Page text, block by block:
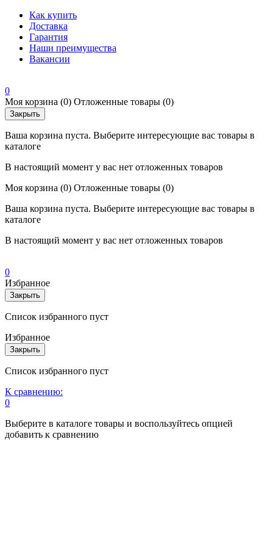
Как купить
Доставка
Гарантия
Наши преимущества
Вакансии
0
Моя корзина (0) Отложенные товары (0)
Закрыть
Ваша корзина пуста. Выберите интересующие вас товары в
каталоге
В настоящий момент у вас нет отложенных товаров
Моя корзина (0) Отложенные товары (0)
Ваша корзина пуста. Выберите интересующие вас товары в
каталоге
В настоящий момент у вас нет отложенных товаров
0
Избранное
Закрыть
Список избранного пуст
Избранное
Закрыть
Список избранного пуст
К сравнению:
0
Выберите в каталоге товары и воспользуйтесь опцией
добавить к сравнению